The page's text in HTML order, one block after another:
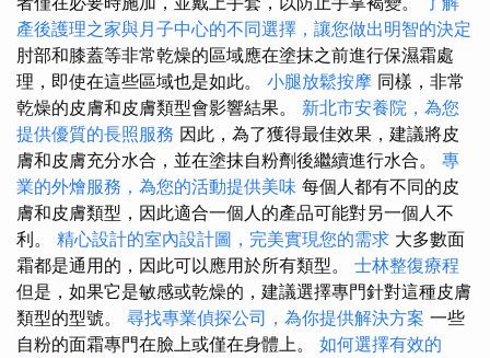
產後護理之家與月子中心的不同選擇，讓您做出明智的決定
肘部和膝蓋等非常乾燥的區域應在塗抹之前進行保濕霜處
理，即使在這些區域也是如此。 小腿放鬆按摩 同樣，非常
乾燥的皮膚和皮膚類型會影響結果。 新北市安養院，為您
提供優質的長照服務 因此，為了獲得最佳效果，建議將皮
膚和皮膚充分水合，並在塗抹自粉劑後繼續進行水合。 專
業的外燴服務，為您的活動提供美味 每個人都有不同的皮
膚和皮膚類型，因此適合一個人的產品可能對另一個人不
利。 精心設計的室內設計圖，完美實現您的需求 大多數面
霜都是通用的，因此可以應用於所有類型。 士林整復療程
但是，如果它是敏感或乾燥的，建議選擇專門針對這種皮膚
類型的型號。 尋找專業偵探公司，為你提供解決方案 一些
自粉的面霜專門在臉上或僅在身體上。 如何選擇有效的